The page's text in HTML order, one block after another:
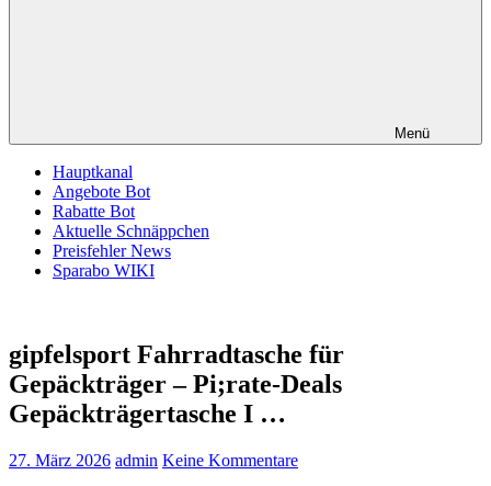
Menü
Hauptkanal
Angebote Bot
Rabatte Bot
Aktuelle Schnäppchen
Preisfehler News
Sparabo WIKI
gipfelsport Fahrradtasche für
Gepäckträger – Pi;rate-Deals
Gepäckträgertasche I …
27. März 2026 admin Keine Kommentare